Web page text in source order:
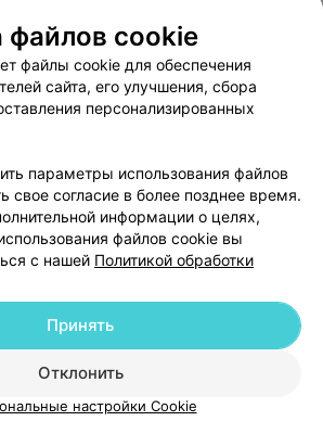
соглашение
Способы оплаты
Вакансии
Партнеры
руководителю 103.by
персональных данных
УНП 191700409
| 220012, Республика Беларусь,
поддержки +375 291212755
файлов cookie
файлы cookie для обеспечения
сайта, его улучшения, сбора
персонализированных
параметры использования файлов
свое согласие в более позднее время.
информации о целях,
файлов cookie вы
с нашей Политикой обработки
Отклонить
Принять
настройки Cookie